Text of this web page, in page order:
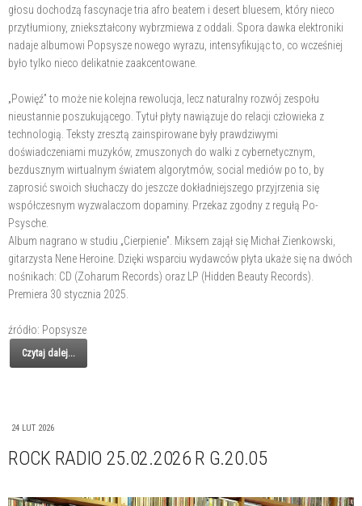
głosu dochodzą fascynacje tria afro beatem i desert bluesem, który nieco
przytłumiony, zniekształcony wybrzmiewa z oddali. Spora dawka elektroniki
nadaje albumowi Popsysze nowego wyrazu, intensyfikując to, co wcześniej
było tylko nieco delikatnie zaakcentowane.
„Powięź” to może nie kolejna rewolucja, lecz naturalny rozwój zespołu
nieustannie poszukującego. Tytuł płyty nawiązuje do relacji człowieka z
technologią. Teksty zresztą zainspirowane były prawdziwymi
doświadczeniami muzyków, zmuszonych do walki z cybernetycznym,
bezdusznym wirtualnym światem algorytmów, social mediów po to, by
zaprosić swoich słuchaczy do jeszcze dokładniejszego przyjrzenia się
współczesnym wyzwalaczom dopaminy. Przekaz zgodny z regułą Po-
Psysche.
Album nagrano w studiu „Cierpienie”. Miksem zajął się Michał Zienkowski,
gitarzysta Nene Heroine. Dzięki wsparciu wydawców płyta ukaże się na dwóch
nośnikach: CD (Zoharum Records) oraz LP (Hidden Beauty Records).
Premiera 30 stycznia 2025.
źródło: Popsysze
Czytaj dalej...
24 LUT 2026
ROCK RADIO 25.02.2026 R G.20.05